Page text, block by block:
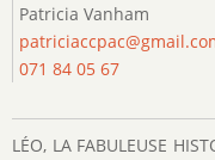
Patricia Vanham
071 84 05 67
LÉO, LA FABULEUSE